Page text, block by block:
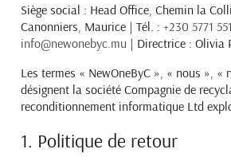
Siège social : Head Office, Chemin la
Canonniers, Maurice | Tél. :+230 5771
info@newonebyc.mu | Directrice : Olivia
Les termes « NewOneByC », « nous », «
désignent la société Compagnie de
reconditionnement informatique Ltd
1. Politique de retour